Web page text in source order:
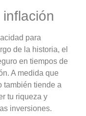
para
de la historia, el
en tiempos de
A medida que
también tiende a
tu riqueza y
inversiones.